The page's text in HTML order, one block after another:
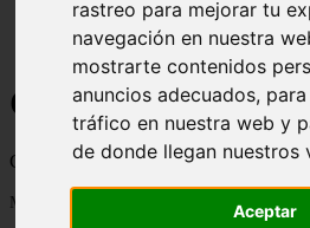
rastreo para mejorar tu
navegación en nuestra
mostrarte contenidos
anuncios adecuados,
tráfico en nuestra web y
de donde llegan nuestros
Aceptar
Curiosidades y
Cosas curiosas, curiosidades, noticias
Mostrando 1 - 24 de 2838 artículos